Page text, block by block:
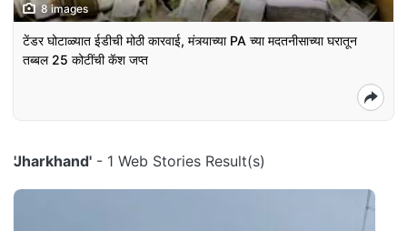
8 images
टेंडर घोटाळ्यात ईडीची मोठी कारवाई, मंत्र्याच्या PA च्या मदतनीसाच्या घरातून
तब्बल 25 कोटींची कॅश जप्त
'Jharkhand' - 1 Web Stories Result(s)